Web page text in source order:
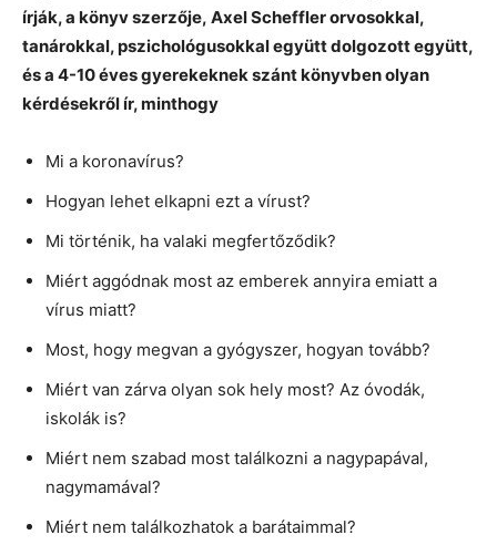
írják, a könyv szerzője, Axel Scheffler orvosokkal,
tanárokkal, pszichológusokkal együtt dolgozott együtt,
és a 4-10 éves gyerekeknek szánt könyvben olyan
kérdésekről ír, minthogy
Mi a koronavírus?
Hogyan lehet elkapni ezt a vírust?
Mi történik, ha valaki megfertőződik?
Miért aggódnak most az emberek annyira emiatt a
vírus miatt?
Most, hogy megvan a gyógyszer, hogyan tovább?
Miért van zárva olyan sok hely most? Az óvodák,
iskolák is?
Miért nem szabad most találkozni a nagypapával,
nagymamával?
Miért nem találkozhatok a barátaimmal?